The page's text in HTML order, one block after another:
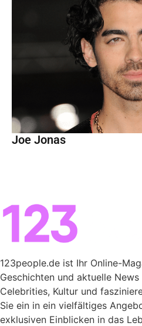
Joe Jonas
123people.de ist Ihr Online-
Geschichten und aktuelle
Celebrities, Kultur und
Sie ein in ein vielfältiges
exklusiven Einblicken in das